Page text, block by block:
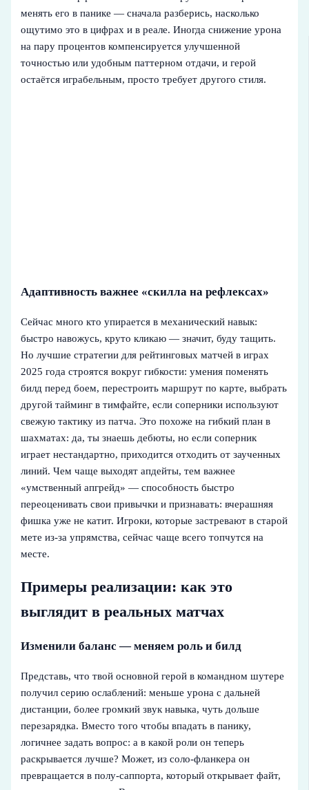
менять его в панике — сначала разберись, насколько
ощутимо это в цифрах и в реале. Иногда снижение урона
на пару процентов компенсируется улучшенной
точностью или удобным паттерном отдачи, и герой
остаётся играбельным, просто требует другого стиля.
Адаптивность важнее «скилла на рефлексах»
Сейчас много кто упирается в механический навык:
быстро навожусь, круто кликаю — значит, буду тащить.
Но лучшие стратегии для рейтинговых матчей в играх
2025 года строятся вокруг гибкости: умения поменять
билд перед боем, перестроить маршрут по карте, выбрать
другой тайминг в тимфайте, если соперники используют
свежую тактику из патча. Это похоже на гибкий план в
шахматах: да, ты знаешь дебюты, но если соперник
играет нестандартно, приходится отходить от заученных
линий. Чем чаще выходят апдейты, тем важнее
«умственный апгрейд» — способность быстро
переоценивать свои привычки и признавать: вчерашняя
фишка уже не катит. Игроки, которые застревают в старой
мете из‑за упрямства, сейчас чаще всего топчутся на
месте.
Примеры реализации: как это
выглядит в реальных матчах
Изменили баланс — меняем роль и билд
Представь, что твой основной герой в командном шутере
получил серию ослаблений: меньше урона с дальней
дистанции, более громкий звук навыка, чуть дольше
перезарядка. Вместо того чтобы впадать в панику,
логичнее задать вопрос: а в какой роли он теперь
раскрывается лучше? Может, из соло‑фланкера он
превращается в полу‑саппорта, который открывает файт,